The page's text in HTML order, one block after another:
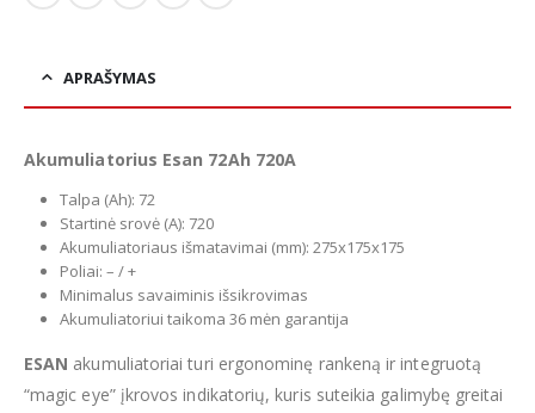
APRAŠYMAS
Akumuliatorius Esan 72Ah 720A
Talpa (Ah): 72
Startinė srovė (A): 720
Akumuliatoriaus išmatavimai (mm): 275x175x175
Poliai: – / +
Minimalus savaiminis išsikrovimas
Akumuliatoriui taikoma 36 mėn garantija
ESAN akumuliatoriai turi ergonominę rankeną ir integruotą
“magic eye” įkrovos indikatorių, kuris suteikia galimybę greitai